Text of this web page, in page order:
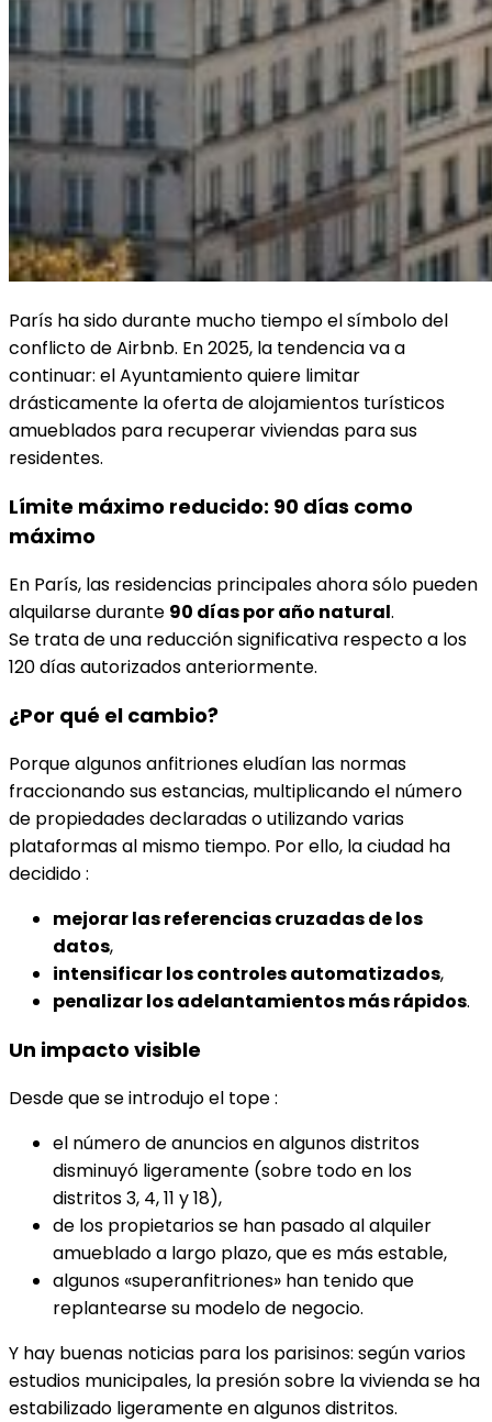
París ha sido durante mucho tiempo el símbolo del
conflicto de Airbnb. En 2025, la tendencia va a
continuar: el Ayuntamiento quiere limitar
drásticamente la oferta de alojamientos turísticos
amueblados para recuperar viviendas para sus
residentes.
Límite máximo reducido: 90 días como
máximo
En París, las residencias principales ahora sólo pueden
alquilarse durante 90 días por año natural.
Se trata de una reducción significativa respecto a los
120 días autorizados anteriormente.
¿Por qué el cambio?
Porque algunos anfitriones eludían las normas
fraccionando sus estancias, multiplicando el número
de propiedades declaradas o utilizando varias
plataformas al mismo tiempo. Por ello, la ciudad ha
decidido :
mejorar las referencias cruzadas de los
datos,
intensificar los controles automatizados,
penalizar los adelantamientos más rápidos.
Un impacto visible
Desde que se introdujo el tope :
el número de anuncios en algunos distritos
disminuyó ligeramente (sobre todo en los
distritos 3, 4, 11 y 18),
de los propietarios se han pasado al alquiler
amueblado a largo plazo, que es más estable,
algunos «superanfitriones» han tenido que
replantearse su modelo de negocio.
Y hay buenas noticias para los parisinos: según varios
estudios municipales, la presión sobre la vivienda se ha
estabilizado ligeramente en algunos distritos.